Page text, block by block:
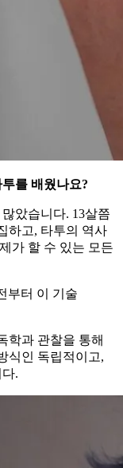
를 배웠나요?
았습니다. 13살쯤
하고, 타투의 역사
가 할 수 있는 모든
부터 이 기술
학과 관찰을 통해
식인 독립적이고,
.